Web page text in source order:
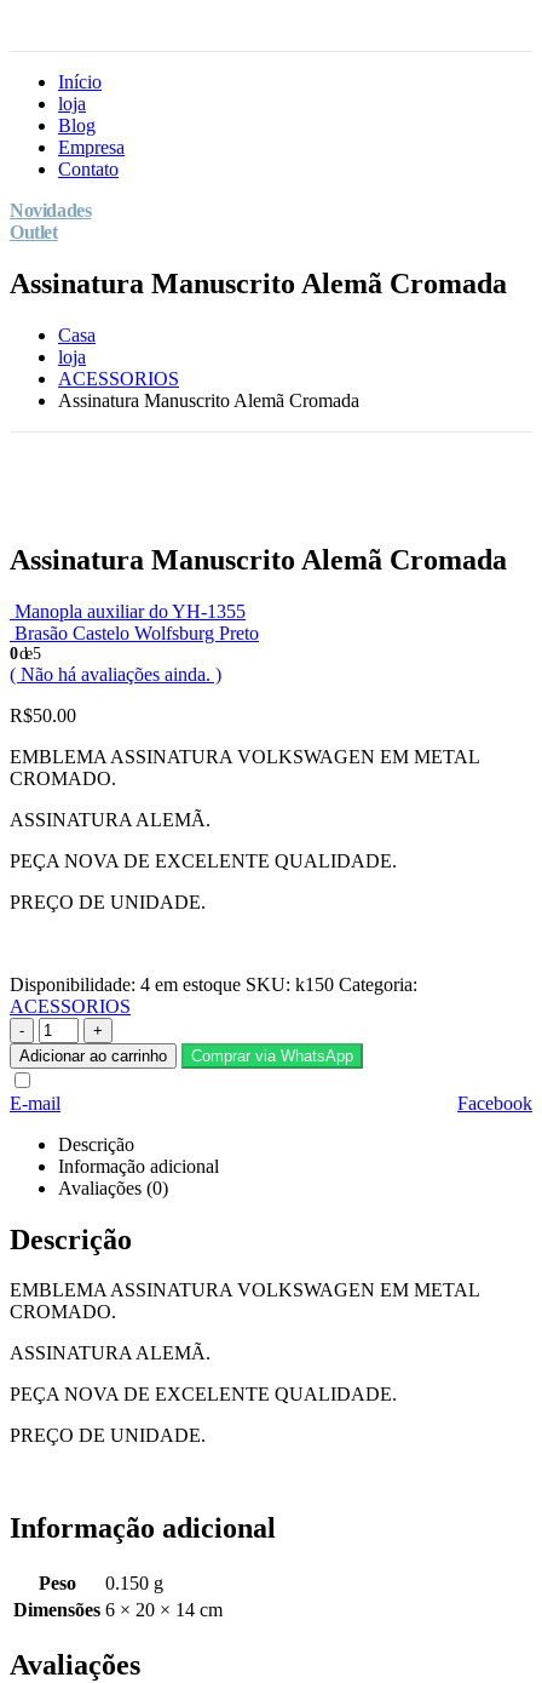
Início
loja
Blog
Empresa
Contato
Novidades
Outlet
Assinatura Manuscrito Alemã Cromada
Casa
loja
ACESSORIOS
Assinatura Manuscrito Alemã Cromada
Assinatura Manuscrito Alemã Cromada
Manopla auxiliar do YH-1355
Brasão Castelo Wolfsburg Preto
0de 5
( Não há avaliações ainda. )
R$50.00
EMBLEMA ASSINATURA VOLKSWAGEN EM METAL
CROMADO.
ASSINATURA ALEMÃ.
PEÇA NOVA DE EXCELENTE QUALIDADE.
PREÇO DE UNIDADE.
Disponibilidade: 4 em estoque SKU: k150 Categoria:
ACESSORIOS
-
+
Adicionar ao carrinho
Comprar via WhatsApp
Facebook
E-mail
Descrição
Informação adicional
Avaliações (0)
Descrição
EMBLEMA ASSINATURA VOLKSWAGEN EM METAL
CROMADO.
ASSINATURA ALEMÃ.
PEÇA NOVA DE EXCELENTE QUALIDADE.
PREÇO DE UNIDADE.
Informação adicional
Peso
0.150 g
Dimensões 6 × 20 × 14 cm
Avaliações